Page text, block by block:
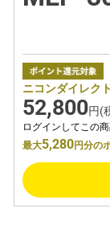
ニコンダイレク
52,800円(
ログインしてこの
最大5,280円分の